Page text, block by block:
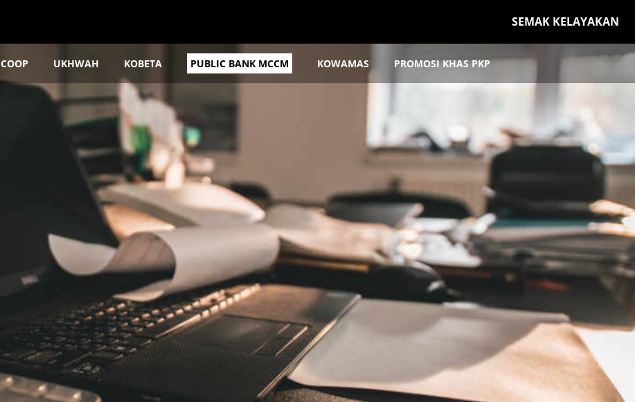
SEMAK KELAYAKAN
COOP UKHWAH KOBETA PUBLIC BANK MCCM KOWAMAS PROMOSI KHAS PKP